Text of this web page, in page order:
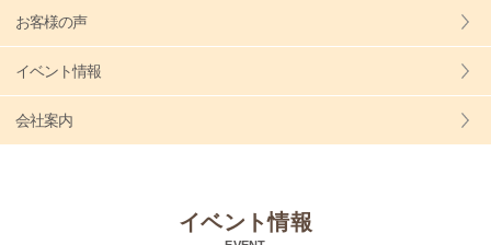
お客様の声
イベント情報
会社案内
イベント情報